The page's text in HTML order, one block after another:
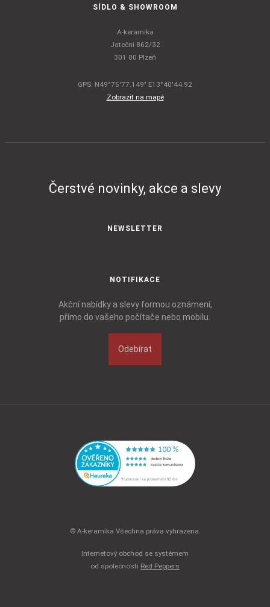
SÍDLO & SHOWROOM
A-keramika
Jateční 862/32
301 00 Plzeň
GPS: N49°75'77.149" E13°40'44.92
Zobrazit na mapě
Čerstvé novinky, akce a slevy
NEWSLETTER
NOTIFIKACE
Akční nabídky a slevy formou oznámení,
přímo do vašeho počítače nebo mobilu.
Odebírat
© A-keramika Všechna práva vyhrazena.
Internetový obchod se systémem
od společnosti Red Peppers